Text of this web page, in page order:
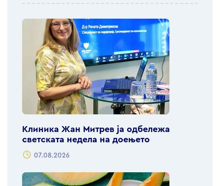
Клиника Жан Митрев ја одбележа
светската недела на доењето
07.08.2026